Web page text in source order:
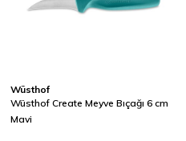
Wüsthof
Wüsthof Create Meyve Bıçağı 6 cm
Mavi